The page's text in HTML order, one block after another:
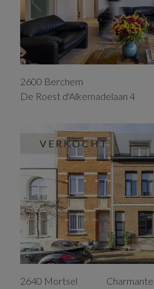
2600 Berchem
De Roest d'Alkemadelaan 4
VERKOCHT
2640 Mortsel